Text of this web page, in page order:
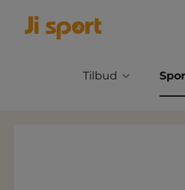
Tilbud